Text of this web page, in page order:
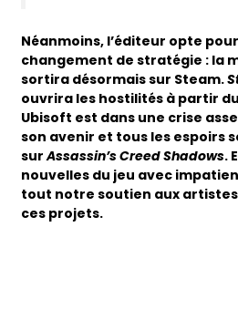
Néanmoins, l’éditeur opte
changement de stratégie : la
sortira désormais sur Steam.
ouvrira les hostilités à partir
Ubisoft est dans une crise
son avenir et tous les espoirs
surAssassin’s Creed Shadows.
nouvelles du jeu avec
tout notre soutien aux
ces projets.